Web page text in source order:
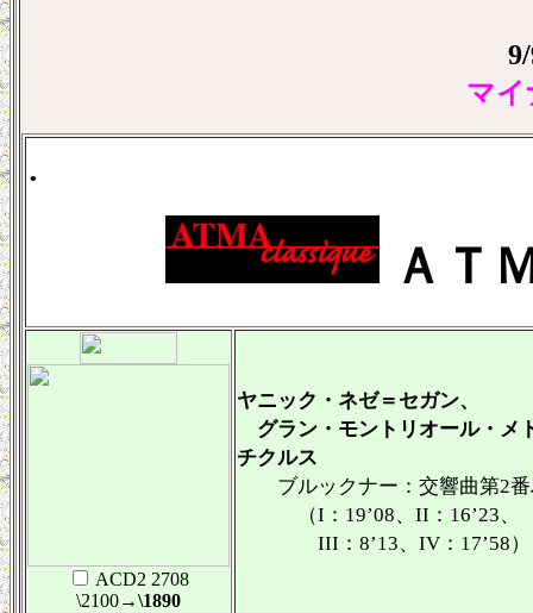
マイ
.
ＡＴ
ACD2 2708
\2100→\1890
ヤニック・ネゼ＝セガン、
グラン・モントリオール・メ
チクルス
ブルックナー：交響曲第2
（I：19’08、II：16’23、
III：8’13、IV：17’58）